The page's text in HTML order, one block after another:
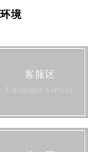
境
客服区
Customer service